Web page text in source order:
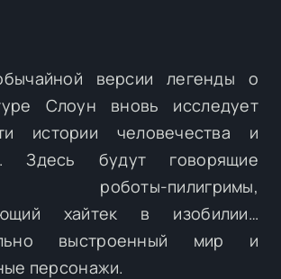
версии легенды о
Слоун вновь исследует
истории человечества и
Здесь будут говорящие
роботы-пилигримы,
хайтек в изобилии…
выстроенный мир и
персонажи.